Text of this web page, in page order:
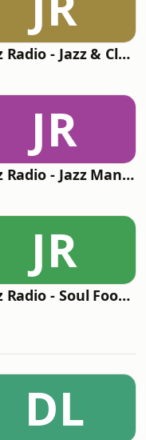
Jazz Radio - Jazz & Classique
JR
Jazz Radio - Jazz Manouche
JR
Jazz Radio - Soul Food DJ Philgood
DL